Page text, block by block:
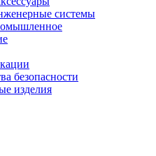
системы
безопасности
изделия